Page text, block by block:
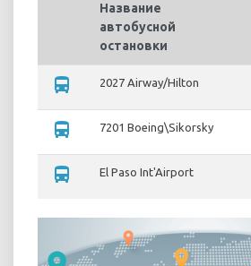
Название
автобусной
остановки
directions_bus 2027 Airway/Hilton
directions_bus 7201 Boeing\Sikorsky
directions_bus El Paso Int'Airport